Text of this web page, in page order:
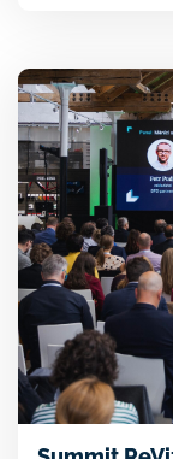
studie IDEA při